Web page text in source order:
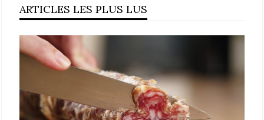
ARTICLES LES PLUS LUS